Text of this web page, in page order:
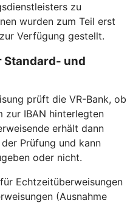
zu
wurden zum Teil erst
Verfügung gestellt.
und
prüft die VR-Bank, ob
zur IBAN hinterlegten
erhält dann
Prüfung und kann
oder nicht.
Echtzeitüberweisungen
(Ausnahme